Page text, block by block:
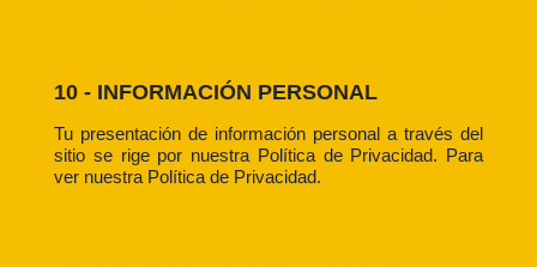
10 - INFORMACIÓN PERSONAL
Tu presentación de información personal a través del
sitio se rige por nuestra Política de Privacidad. Para
ver nuestra Política de Privacidad.